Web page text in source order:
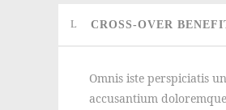
CROSS-OVER
Omnis iste perspiciatis
accusantium